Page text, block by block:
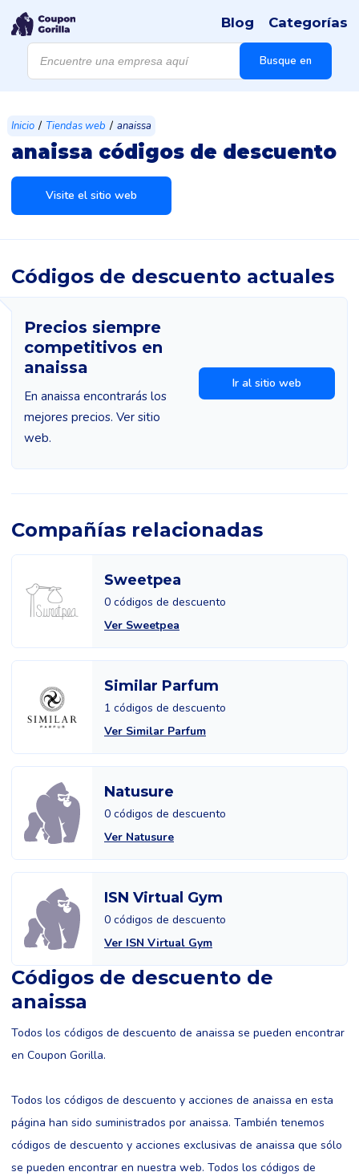
Búsqueda
productos
Busque en
Blog Categorías
Inicio / Tiendas web / anaissa
anaissa códigos de descuento
Visite el sitio web
Códigos de descuento actuales
Precios siempre
competitivos en
anaissa
En anaissa encontrarás los
mejores precios. Ver sitio
web.
Ir al sitio web
Compañías relacionadas
Sweetpea
0 códigos de descuento
Ver Sweetpea
Similar Parfum
1 códigos de descuento
Ver Similar Parfum
Natusure
0 códigos de descuento
Ver Natusure
ISN Virtual Gym
0 códigos de descuento
Ver ISN Virtual Gym
Códigos de descuento de
anaissa
Todos los códigos de descuento de anaissa se pueden encontrar
en Coupon Gorilla.
Todos los códigos de descuento y acciones de anaissa en esta
página han sido suministrados por anaissa. También tenemos
códigos de descuento y acciones exclusivas de anaissa que sólo
se pueden encontrar en nuestra web. Todos los códigos de